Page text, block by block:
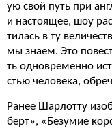
ую свой путь при
и настоящее, шоу
тилась в ту
мы знаем. Это
ть одновременно
стью человека,
Ранее Шарлотту
берт», «Безумие